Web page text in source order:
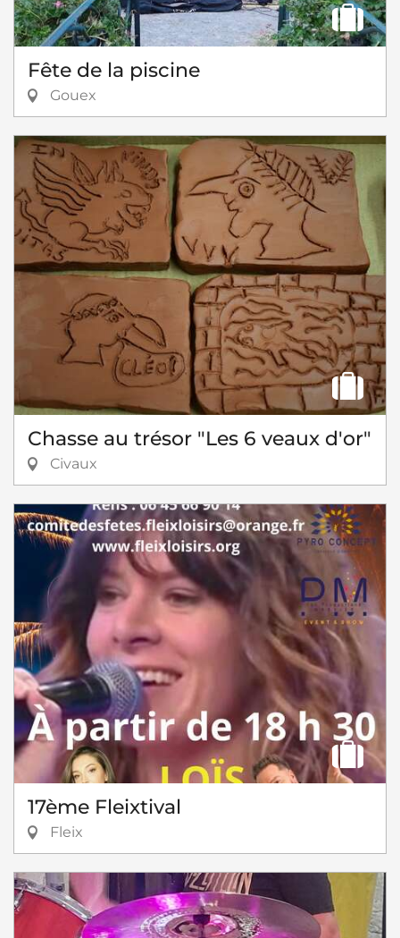
Fête de la piscine
Gouex
Chasse au trésor "Les 6 veaux d'or"
Civaux
17ème Fleixtival
Fleix